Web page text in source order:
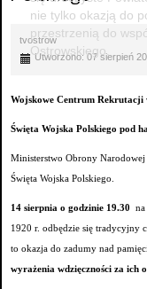
nie tylko okazją do
przestrzenią do
Ostrowskiego.
tvostrow
Utworzono: 07 sierpień
Wojskowe Centrum Rekrutacji
Święta Wojska Polskiego pod
Ministerstwo Obrony
Święta Wojska Polskiego.
14 sierpnia o godzinie 19.30 na
1920 r. odbędzie się tradycyjny
to okazja do zadumy nad
wyrażenia wdzięczności za ich